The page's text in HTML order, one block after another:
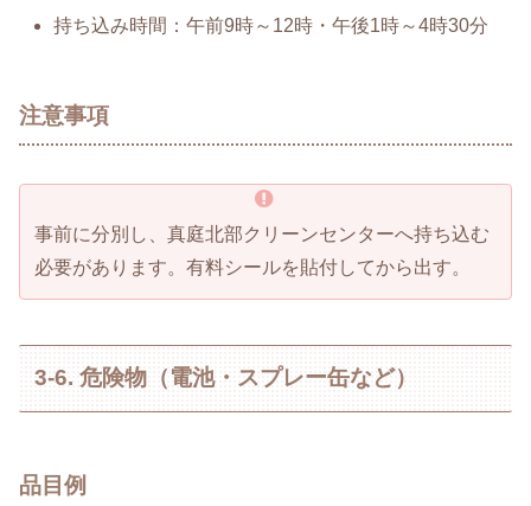
持ち込み時間：午前9時～12時・午後1時～4時30分
注意事項
事前に分別し、真庭北部クリーンセンターへ持ち込む
必要があります。有料シールを貼付してから出す。
3-6. 危険物（電池・スプレー缶など）
品目例